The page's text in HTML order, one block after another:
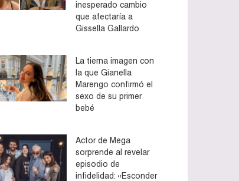
inesperado cambio
que afectaría a
Gissella Gallardo
La tierna imagen con
la que Gianella
Marengo confirmó el
sexo de su primer
bebé
Actor de Mega
sorprende al revelar
episodio de
infidelidad: «Esconder